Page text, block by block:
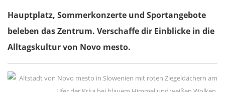
Hauptplatz, Sommerkonzerte und Sportangebote
beleben das Zentrum. Verschaffe dir Einblicke in die
Alltagskultur von Novo mesto.